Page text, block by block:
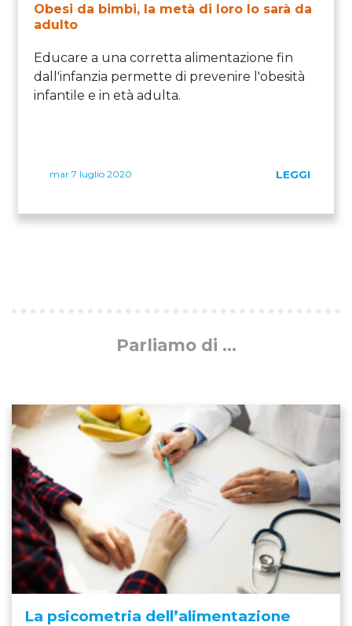
Obesi da bimbi, la metà di loro lo sarà da
adulto
Educare a una corretta alimentazione fin
dall'infanzia permette di prevenire l'obesità
infantile e in età adulta.
mar 7 luglio 2020 LEGGI
Parliamo di ...
La psicometria dell’alimentazione